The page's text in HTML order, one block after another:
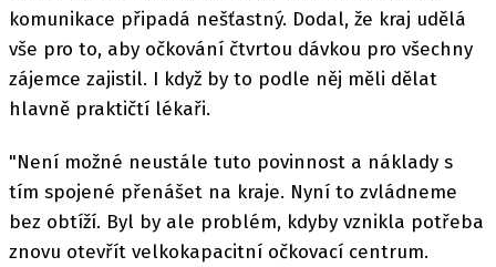
komunikace připadá nešťastný. Dodal, že kraj udělá
vše pro to, aby očkování čtvrtou dávkou pro všechny
zájemce zajistil. I když by to podle něj měli dělat
hlavně praktičtí lékaři.
"Není možné neustále tuto povinnost a náklady s
tím spojené přenášet na kraje. Nyní to zvládneme
bez obtíží. Byl by ale problém, kdyby vznikla potřeba
znovu otevřít velkokapacitní očkovací centrum.